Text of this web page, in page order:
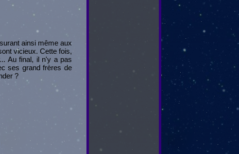
ainsi même aux
vicieux. Cette fois,
Au final, il n'y a pas
ses grand frères de
?